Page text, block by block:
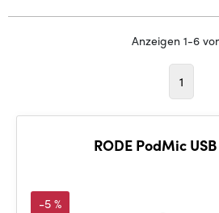
Anzeigen 1-6
1
RODE PodMic
-5 %